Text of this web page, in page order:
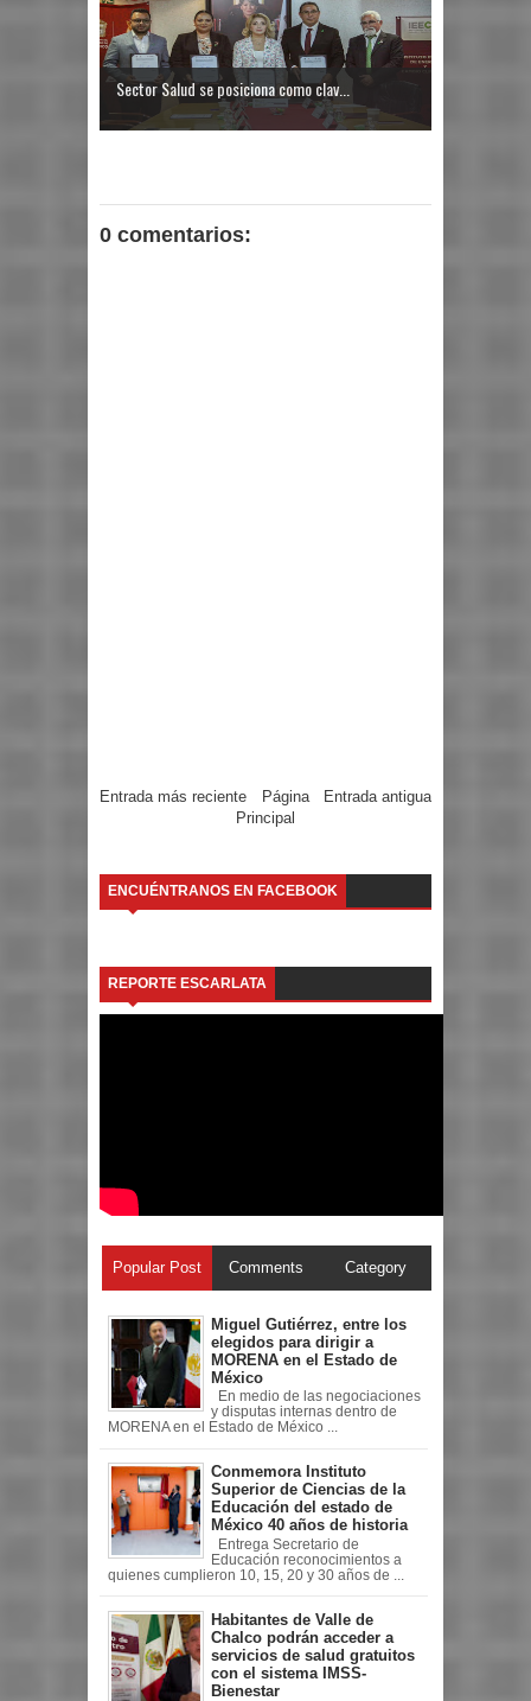
Sector Salud se posiciona como clav...
0 comentarios:
Entrada más reciente Entrada antigua
Página
Principal
ENCUÉNTRANOS EN FACEBOOK
REPORTE ESCARLATA
Popular Post Comments Category
Miguel Gutiérrez, entre los
elegidos para dirigir a
MORENA en el Estado de
México
En medio de las negociaciones
y disputas internas dentro de
MORENA en el Estado de México ...
Conmemora Instituto
Superior de Ciencias de la
Educación del estado de
México 40 años de historia
Entrega Secretario de
Educación reconocimientos a
quienes cumplieron 10, 15, 20 y 30 años de ...
Habitantes de Valle de
Chalco podrán acceder a
servicios de salud gratuitos
con el sistema IMSS-
Bienestar